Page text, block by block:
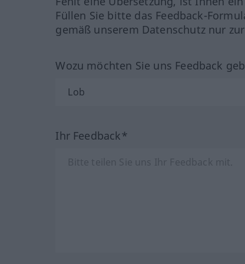
Füllen Sie bitte das Feedback-
gemäß unserem Datenschutz nur
Wozu möchten Sie uns Feedback
Ihr Feedback*